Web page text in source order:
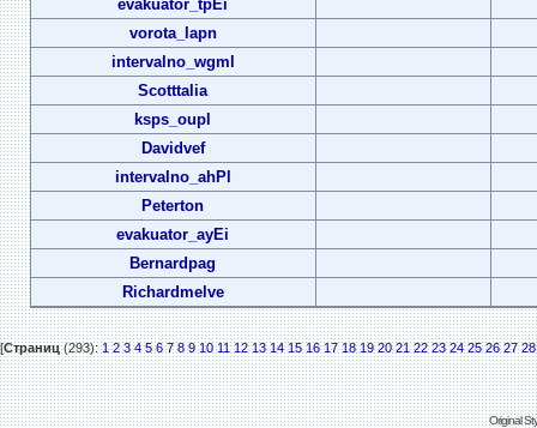
evakuator_tpEi
vorota_lapn
intervalno_wgml
Scotttalia
ksps_oupl
Davidvef
intervalno_ahPl
Peterton
evakuator_ayEi
Bernardpag
Richardmelve
[Страниц(293):1 2 3 4 5 6 7 8 9 10 11 12 13 14 15 16 17 18 19 20 21 22 23 24 25 26 27 28
Original